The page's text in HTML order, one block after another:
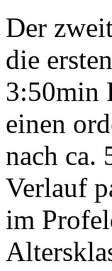
Der
die
3:50min
einen
nach ca.
Verlauf
im